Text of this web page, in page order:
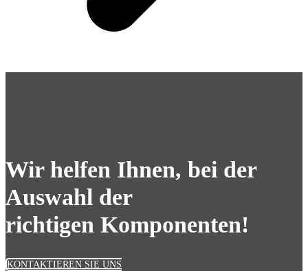
Wir helfen Ihnen, bei der
Auswahl der
richtigen Komponenten!
KONTAKTIEREN SIE UNS